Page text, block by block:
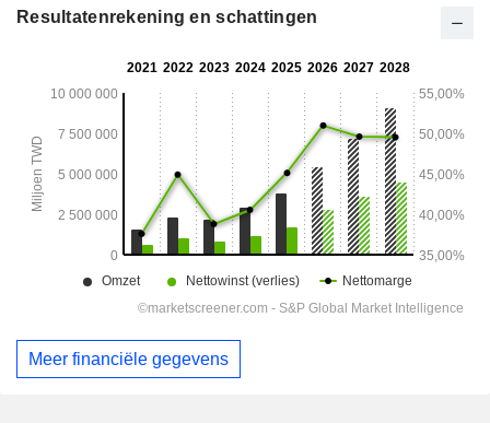
Resultatenrekening en schattingen
Meer financiële gegevens